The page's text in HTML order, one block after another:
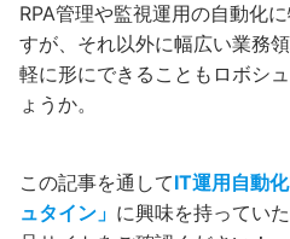
RPA管理や監視運用の自動化
すが、それ以外に幅広い業務
軽に形にできることもロボシ
ょうか。
この記事を通してIT運用自動
ュタイン」 に興味を持ってい